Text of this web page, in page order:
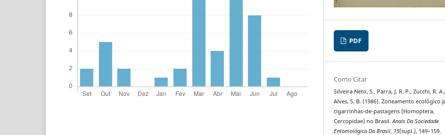
PDF
Como Citar
Silveira Neto, S., Parra, J. R. P., Zucchi, R.
Alves, S. B. (1986). Zoneamento ecológico
cigarrinhas-de-pastagens (Homoptera,
Cercopidae) no Brasil.Anais Da Sociedade
Entomológica Do Brasil, 15(supl.), 149–159.